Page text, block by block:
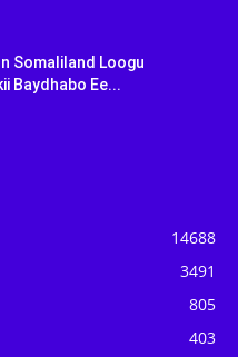
Somaliland Loogu
Baydhabo Ee...
14688
3491
805
403